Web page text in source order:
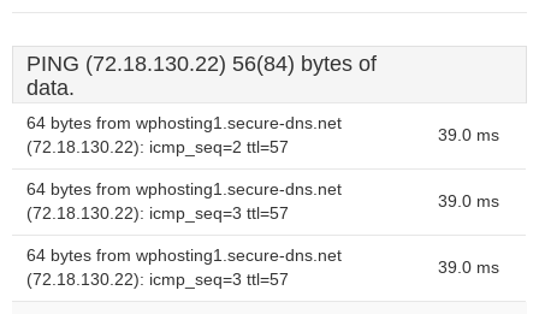
PING (72.18.130.22) 56(84) bytes of
data.
64 bytes from wphosting1.secure-dns.net
(72.18.130.22): icmp_seq=2 ttl=57
39.0 ms
64 bytes from wphosting1.secure-dns.net
(72.18.130.22): icmp_seq=3 ttl=57
39.0 ms
64 bytes from wphosting1.secure-dns.net
(72.18.130.22): icmp_seq=3 ttl=57
39.0 ms